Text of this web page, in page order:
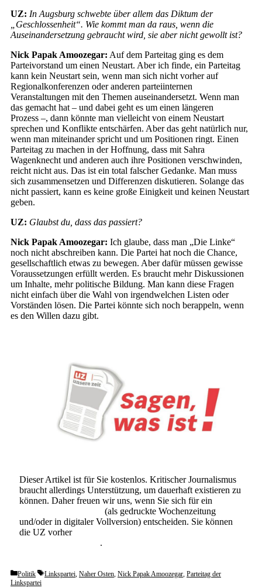
UZ: In Augsburg schwebte über allem das Diktum der
„Geschlossenheit“. Wie kommt man da raus, wenn die
Auseinandersetzung gebraucht wird, sie aber nicht gewollt ist?
Nick Papak Amoozegar: Auf dem Parteitag ging es dem
Parteivorstand um einen Neustart. Aber ich finde, ein Parteitag
kann kein Neustart sein, wenn man sich nicht vorher auf
Regionalkonferenzen oder anderen parteiinternen
Veranstaltungen mit den Themen auseinandersetzt. Wenn man
das gemacht hat – und dabei geht es um einen längeren
Prozess –, dann könnte man vielleicht von einem Neustart
sprechen und Konflikte entschärfen. Aber das geht natürlich nur,
wenn man miteinander spricht und um Positionen ringt. Einen
Parteitag zu machen in der Hoffnung, dass mit Sahra
Wagenknecht und anderen auch ihre Positionen verschwinden,
reicht nicht aus. Das ist ein total falscher Gedanke. Man muss
sich zusammensetzen und Differenzen diskutieren. Solange das
nicht passiert, kann es keine große Einigkeit und keinen Neustart
geben.
UZ: Glaubst du, dass das passiert?
Nick Papak Amoozegar: Ich glaube, dass man „Die Linke“
noch nicht abschreiben kann. Die Partei hat noch die Chance,
gesellschaftlich etwas zu bewegen. Aber dafür müssen gewisse
Voraussetzungen erfüllt werden. Es braucht mehr Diskussionen
um Inhalte, mehr politische Bildung. Man kann diese Fragen
nicht einfach über die Wahl von irgendwelchen Listen oder
Vorständen lösen. Die Partei könnte sich noch berappeln, wenn
es den Willen dazu gibt.
Dieser Artikel ist für Sie kostenlos. Kritischer Journalismus
braucht allerdings Unterstützung, um dauerhaft existieren zu
können. Daher freuen wir uns, wenn Sie sich für ein
(als gedruckte Wochenzeitung
und/oder in digitaler Vollversion) entscheiden. Sie können
die UZ vorher
.
Categories
Politik Tags
Linkspartei, Naher Osten, Nick Papak Amoozegar, Parteitag der
Linkspartei